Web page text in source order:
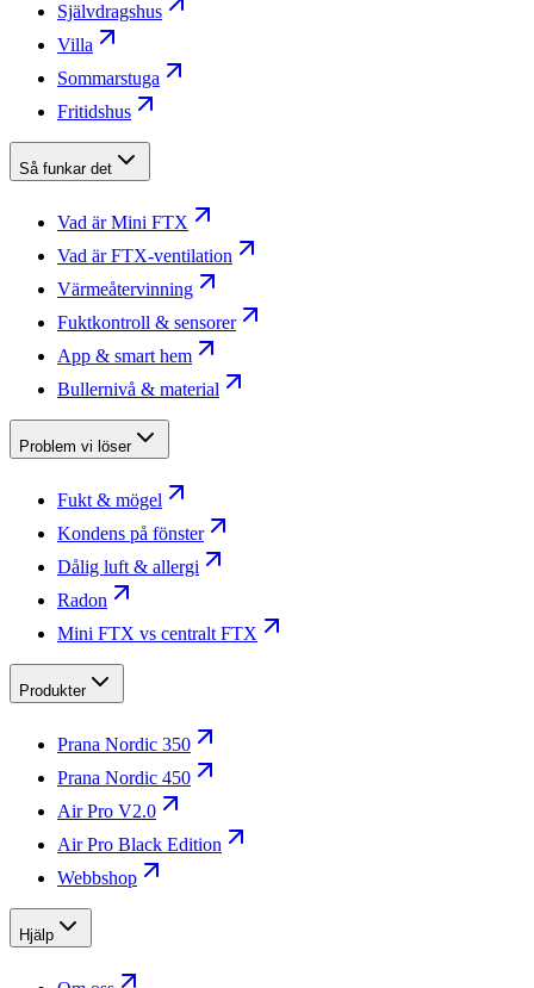
Självdragshus
Villa
Sommarstuga
Fritidshus
Så funkar det
Vad är Mini FTX
Vad är FTX-ventilation
Värmeåtervinning
Fuktkontroll & sensorer
App & smart hem
Bullernivå & material
Problem vi löser
Fukt & mögel
Kondens på fönster
Dålig luft & allergi
Radon
Mini FTX vs centralt FTX
Produkter
Prana Nordic 350
Prana Nordic 450
Air Pro V2.0
Air Pro Black Edition
Webbshop
Hjälp